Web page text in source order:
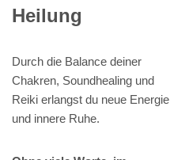
Heilung
Durch die Balance deiner
Chakren, Soundhealing und
Reiki erlangst du neue Energie
und innere Ruhe.